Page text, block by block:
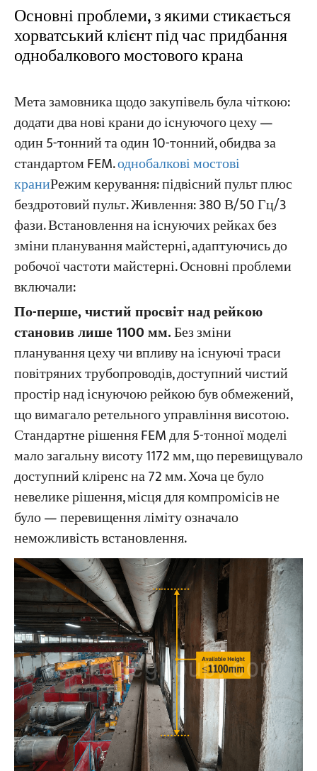
Основні проблеми, з якими стикається
хорватський клієнт під час придбання
однобалкового мостового крана
Мета замовника щодо закупівель була чіткою:
додати два нові крани до існуючого цеху —
один 5-тонний та один 10-тонний, обидва за
стандартом FEM.однобалкові мостові
краниРежим керування: підвісний пульт плюс
бездротовий пульт. Живлення: 380 В/50 Гц/3
фази. Встановлення на існуючих рейках без
зміни планування майстерні, адаптуючись до
робочої частоти майстерні. Основні проблеми
включали:
По-перше, чистий просвіт над рейкою
становив лише 1100 мм.Без зміни
планування цеху чи впливу на існуючі траси
повітряних трубопроводів, доступний чистий
простір над існуючою рейкою був обмежений,
що вимагало ретельного управління висотою.
Стандартне рішення FEM для 5-тонної моделі
мало загальну висоту 1172 мм, що перевищувало
доступний кліренс на 72 мм. Хоча це було
невелике рішення, місця для компромісів не
було — перевищення ліміту означало
неможливість встановлення.